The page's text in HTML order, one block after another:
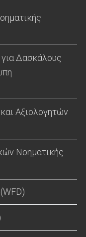
Δασκάλους
Αξιολογητών
Νοηματικής